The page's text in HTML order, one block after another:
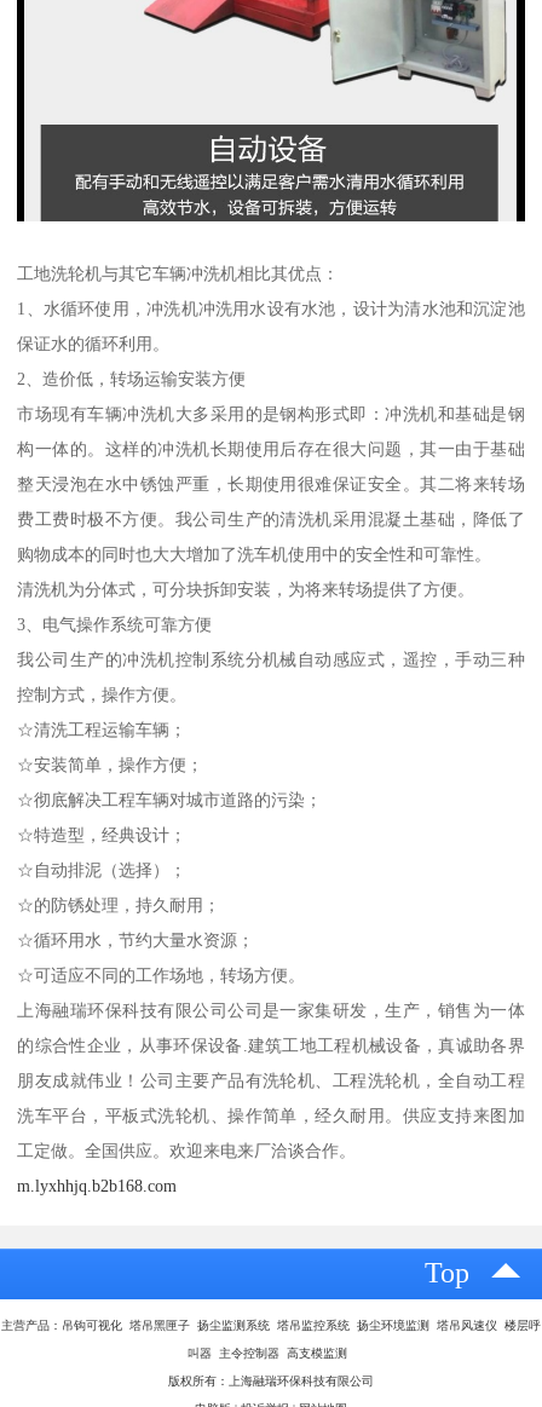
工地洗轮机与其它车辆冲洗机相比其优点：
1、水循环使用，冲洗机冲洗用水设有水池，设计为清水池和沉淀池
保证水的循环利用。
2、造价低，转场运输安装方便
市场现有车辆冲洗机大多采用的是钢构形式即：冲洗机和基础是钢
构一体的。这样的冲洗机长期使用后存在很大问题，其一由于基础
整天浸泡在水中锈蚀严重，长期使用很难保证安全。其二将来转场
费工费时极不方便。我公司生产的清洗机采用混凝土基础，降低了
购物成本的同时也大大增加了洗车机使用中的安全性和可靠性。
清洗机为分体式，可分块拆卸安装，为将来转场提供了方便。
3、电气操作系统可靠方便
我公司生产的冲洗机控制系统分机械自动感应式，遥控，手动三种
控制方式，操作方便。
☆清洗工程运输车辆；
☆安装简单，操作方便；
☆彻底解决工程车辆对城市道路的污染；
☆特造型，经典设计；
☆自动排泥（选择）；
☆的防锈处理，持久耐用；
☆循环用水，节约大量水资源；
☆可适应不同的工作场地，转场方便。
上海融瑞环保科技有限公司公司是一家集研发，生产，销售为一体
的综合性企业，从事环保设备.建筑工地工程机械设备，真诚助各界
朋友成就伟业！公司主要产品有洗轮机、工程洗轮机，全自动工程
洗车平台，平板式洗轮机、操作简单，经久耐用。供应支持来图加
工定做。全国供应。欢迎来电来厂洽谈合作。
m.lyxhhjq.b2b168.com
Top
主营产品：吊钩可视化 塔吊黑匣子 扬尘监测系统 塔吊监控系统 扬尘环境监测 塔吊风速仪 楼层呼
叫器 主令控制器 高支模监测
版权所有：上海融瑞环保科技有限公司